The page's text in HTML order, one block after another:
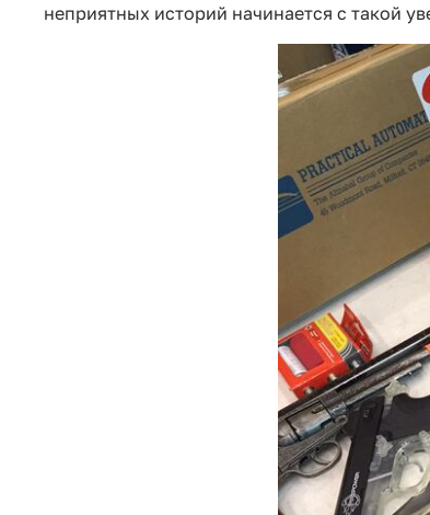
неприятных историй начинается с такой